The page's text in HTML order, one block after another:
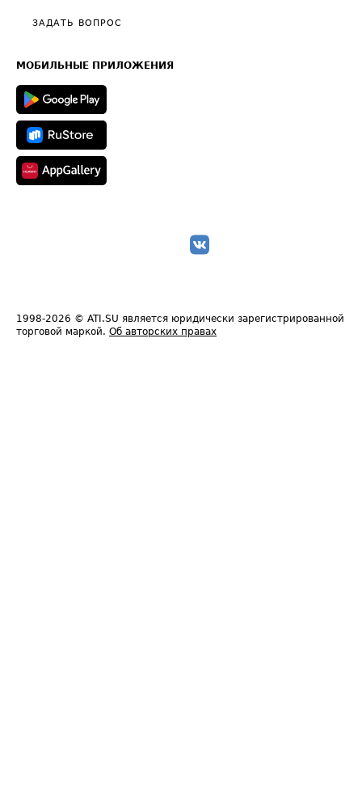
Общие положения
Полезное по перевозкам
Техническая информация
ЗАДАТЬ ВОПРОС
МОБИЛЬНЫЕ ПРИЛОЖЕНИЯ
1998-2026 © ATI.SU является юридически зарегистрированной
торговой маркой. Об авторских правах